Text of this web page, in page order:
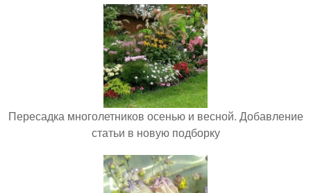
Пересадка многолетников осенью и весной. Добавление
статьи в новую подборку